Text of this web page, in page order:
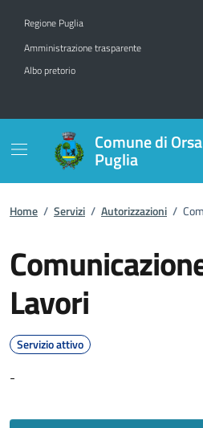
Regione Puglia
Amministrazione trasparente
Albo pretorio
Comune di
Puglia
Home / Servizi / Autorizzazioni /
Lavori
Servizio attivo
-